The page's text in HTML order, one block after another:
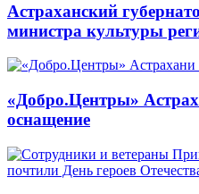
Астраханский
министра культуры
«Добро.Центры»
оснащение